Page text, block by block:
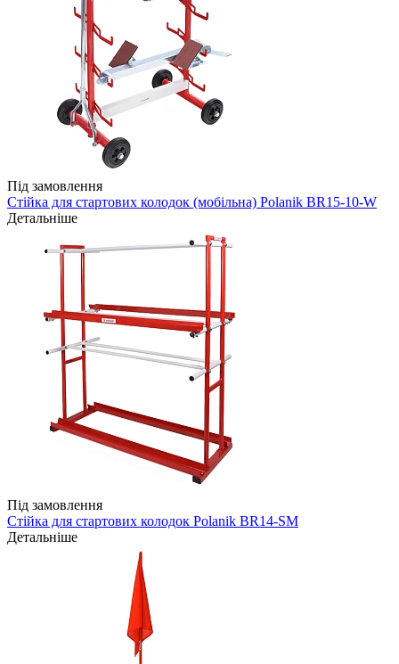
Під замовлення
Стійка для стартових колодок (мобільна) Polanik BR15-10-W
Детальніше
Під замовлення
Стійка для стартових колодок Polanik BR14-SM
Детальніше